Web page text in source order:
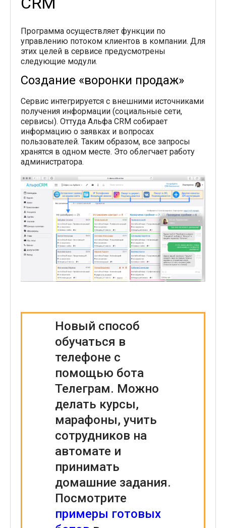
Программа осуществляет функции по
управлению потоком клиентов в компании. Для
этих целей в сервисе предусмотрены
следующие модули.
Создание «воронки продаж»
Сервис интегрируется с внешними источниками
получения информации (социальные сети,
сервисы). Оттуда Альфа CRM собирает
информацию о заявках и вопросах
пользователей. Таким образом, все запросы
хранятся в одном месте. Это облегчает работу
администратора.
Новый способ
обучаться в
телефоне с
помощью бота
Телеграм. Можно
делать курсы,
марафоны, учить
сотрудников на
автомате и
принимать
домашние задания.
Посмотрите
примеры готовых